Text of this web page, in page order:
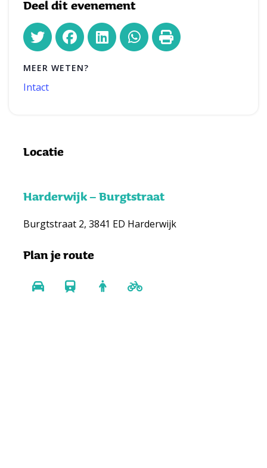
Deel dit evenement
MEER WETEN?
Intact
Locatie
Harderwijk – Burgtstraat
Burgtstraat 2, 3841 ED Harderwijk
Plan je route